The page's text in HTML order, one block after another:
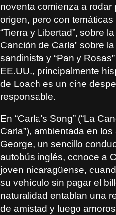
noventa comienza a
origen, pero con
“Tierra y Libertad”, sobre
Canción de Carla” sobre
sandinista y “Pan y
EE.UU., principalmente
de Loach es un cine
responsable.
En “Carla’s Song” (“La
Carla”), ambientada en los
George, un sencillo
autobús inglés, conoce a
joven nicaragüense,
su vehículo sin pagar el
naturalidad entablan una
de amistad y luego